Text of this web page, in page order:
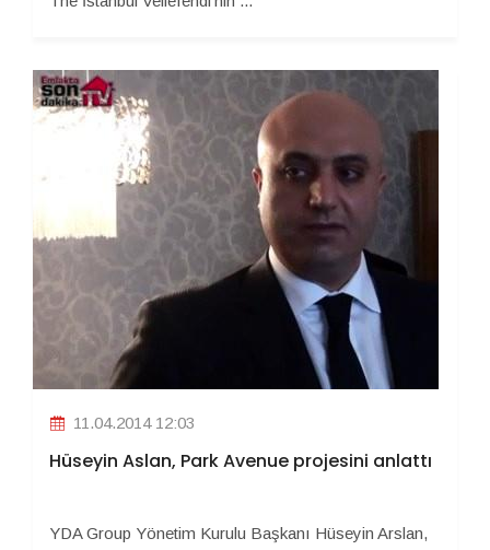
11.04.2014 12:03
Hüseyin Aslan, Park Avenue projesini anlattı
YDA Group Yönetim Kurulu Başkanı Hüseyin Arslan,